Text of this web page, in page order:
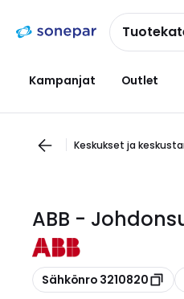
navigointiinsisältöön
Kampanjat Outlet
Keskukset ja
ABB -
Kopioi
Sähkönro 3210820